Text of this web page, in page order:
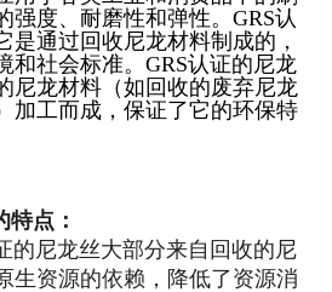
强度、耐磨性和弹性。GRS认
是通过回收尼龙材料制成的，
和社会标准。GRS认证的尼龙
尼龙材料（如回收的废弃尼龙
加工而成，保证了它的环保特
特点：
的尼龙丝大部分来自回收的尼
生资源的依赖，降低了资源消